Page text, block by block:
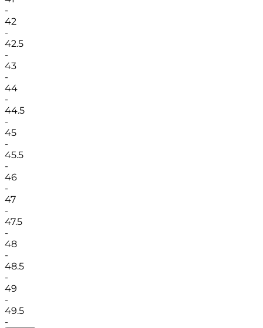
-
42
-
42.5
-
43
-
44
-
44.5
-
45
-
45.5
-
46
-
47
-
47.5
-
48
-
48.5
-
49
-
49.5
-